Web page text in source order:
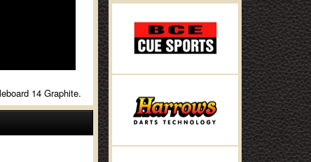
14 Graphite.